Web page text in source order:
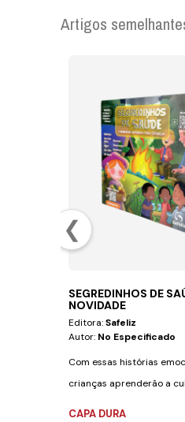
Artigos
❮
SEGREDINHOS DE
NOVIDADE
Editora:Safeliz
Autor: No Especificado
Com essas histórias
crianças aprenderão a
CAPA DURA